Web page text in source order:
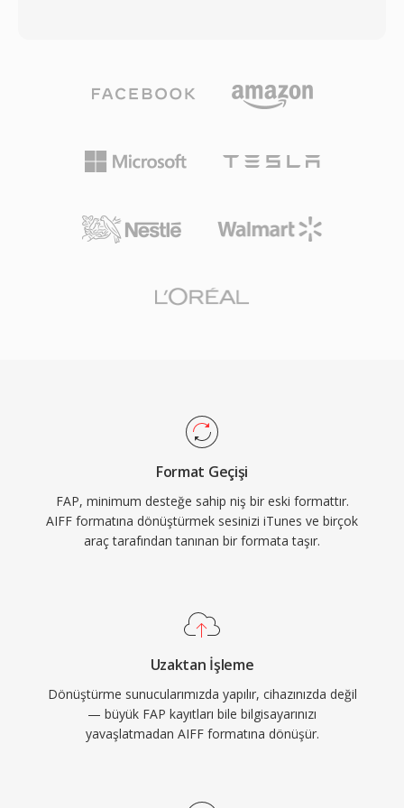
sergiler: başlık minimum düzeyde ve
belirleyicidir, bazen yığın tabanlı kapsayıcıları
arasında bit düzeyinde mükemmel ses koruma,
hızlı G/Ç ve ham PCM araçlarıyla doğrudan
birlikte çalışabilirlik yer alır.
düzenler. macOS üzerinde çalışan profesyonel
sürecinin her aşamasında bit düzeyinde
kusursuz doğruluk garantisi verdiği için
sıfır nesil kaybıdır: MP3 veya AAC&#039;nın
çalışma formatı olarak kullanıldığı Logic Pro ve
bite kadar çoklu örnekleme hızlarını ve bit
derinliklerini destekler. Depolama verimliliğinden
çok kayıpsız bütünlüğe öncelik veren herkes için
AIFF, kayıt endüstrisi genelinde güvenilir bir
seçenek olmaya devam etmektedir.
Format Geçişi
FAP, minimum desteğe sahip niş bir eski formattır.
AIFF formatına dönüştürmek sesinizi iTunes ve birçok
araç tarafından tanınan bir formata taşır.
Uzaktan İşleme
Dönüştürme sunucularımızda yapılır, cihazınızda değil
— büyük FAP kayıtları bile bilgisayarınızı
yavaşlatmadan AIFF formatına dönüşür.